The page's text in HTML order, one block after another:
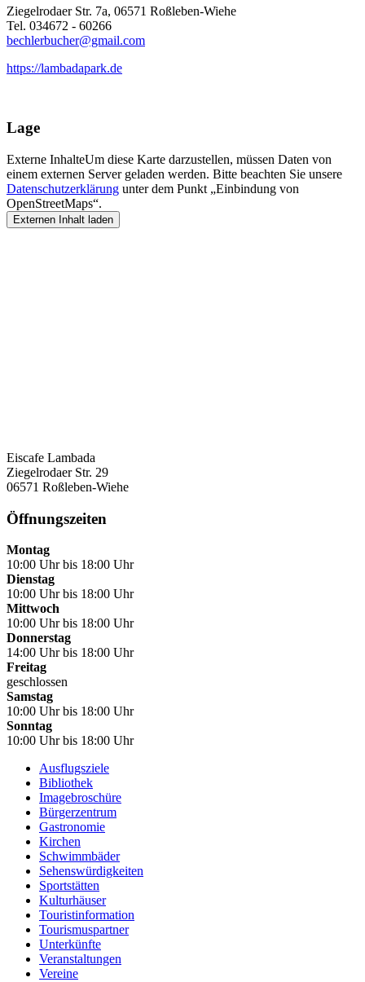
Ziegelrodaer Str. 7a, 06571 Roßleben-Wiehe
Tel. 034672 - 60266
bechlerbucher@gmail.com
https://lambadapark.de
Lage
Externe InhalteUm diese Karte darzustellen, müssen Daten von
einem externen Server geladen werden. Bitte beachten Sie unsere
Datenschutzerklärung unter dem Punkt „Einbindung von
OpenStreetMaps“.
Externen Inhalt laden
Eiscafe Lambada
Ziegelrodaer Str. 29
06571 Roßleben-Wiehe
Öffnungszeiten
Montag
10:00 Uhr bis 18:00 Uhr
Dienstag
10:00 Uhr bis 18:00 Uhr
Mittwoch
10:00 Uhr bis 18:00 Uhr
Donnerstag
14:00 Uhr bis 18:00 Uhr
Freitag
geschlossen
Samstag
10:00 Uhr bis 18:00 Uhr
Sonntag
10:00 Uhr bis 18:00 Uhr
Ausflugsziele
Bibliothek
Imagebroschüre
Bürgerzentrum
Gastronomie
Kirchen
Schwimmbäder
Sehenswürdigkeiten
Sportstätten
Kulturhäuser
Touristinformation
Tourismuspartner
Unterkünfte
Veranstaltungen
Vereine